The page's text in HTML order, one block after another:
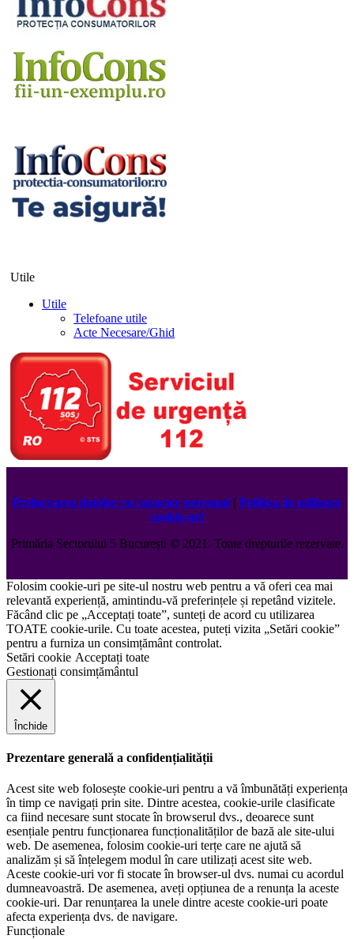
Utile
Utile
Telefoane utile
Acte Necesare/Ghid
Prelucrarea datelor cu caracter personal | Politica de utilizare
cookie-uri
Primăria Sectorului 5 București ©️2021. Toate drepturile rezervate.
Folosim cookie-uri pe site-ul nostru web pentru a vă oferi cea mai
relevantă experiență, amintindu-vă preferințele și repetând vizitele.
Făcând clic pe „Acceptați toate”, sunteți de acord cu utilizarea
TOATE cookie-urile. Cu toate acestea, puteți vizita „Setări cookie”
pentru a furniza un consimțământ controlat.
Setări cookie Acceptați toate
Gestionați consimțământul
Închide
Prezentare generală a confidențialității
Acest site web folosește cookie-uri pentru a vă îmbunătăți experiența
în timp ce navigați prin site. Dintre acestea, cookie-urile clasificate
ca fiind necesare sunt stocate în browserul dvs., deoarece sunt
esențiale pentru funcționarea funcționalităților de bază ale site-ului
web. De asemenea, folosim cookie-uri terțe care ne ajută să
analizăm și să înțelegem modul în care utilizați acest site web.
Aceste cookie-uri vor fi stocate în browser-ul dvs. numai cu acordul
dumneavoastră. De asemenea, aveți opțiunea de a renunța la aceste
cookie-uri. Dar renunțarea la unele dintre aceste cookie-uri poate
afecta experiența dvs. de navigare.
Funcționale